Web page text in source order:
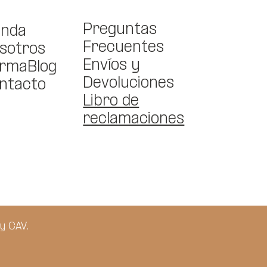
Preguntas
Frecuentes
Envíos y
Devoluciones
Libro de
reclamaciones
CAV.